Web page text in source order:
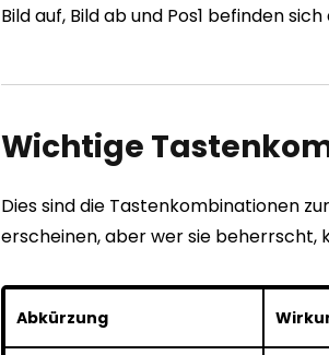
Bild auf, Bild ab und Pos1 befinden
Wichtige
Dies sind die Tastenkombinationen
erscheinen, aber wer sie beherrscht,
Abkürzung